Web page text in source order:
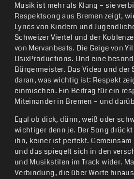
Musik ist mehr als Klang – sie
Respektsong aus Bremen zeigt,
Lyrics von Kindern und
Schweizer Viertel und der
von Mervanbeats. Die Geige von
OsixProductions. Und eine
Bürgermeister. Das Video und der
daran, was wichtig ist: Respekt
einmischen. Ein Beitrag für ein
Miteinander in Bremen – und
Egal ob dick, dünn, weiß oder
wichtiger denn je. Der Song
ihn, keiner ist perfekt.
und das spiegelt sich in den
und Musikstilen im Track wider.
Verbindung, die über Worte